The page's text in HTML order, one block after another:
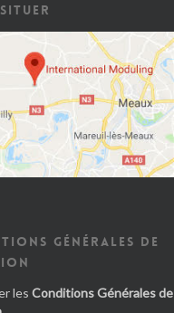
GÉNÉRALES DE
les Conditions Générales de